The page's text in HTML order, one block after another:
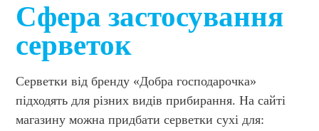
Сфера застосування
серветок
Серветки від бренду «Добра господарочка»
підходять для різних видів прибирання. На сайті
магазину можна придбати серветки сухі для: